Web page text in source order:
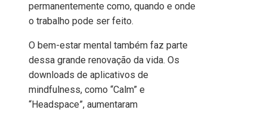
permanentemente como, quando e onde
o trabalho pode ser feito.
O bem-estar mental também faz parte
dessa grande renovação da vida. Os
downloads de aplicativos de
mindfulness, como “Calm” e
“Headspace”, aumentaram